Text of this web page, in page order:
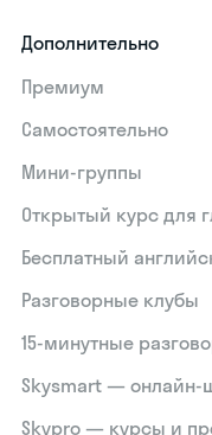
Дополнительно
Премиум
Самостоятельно
Мини-группы
Открытый курс для
Бесплатный
Разговорные клубы
15‑минутные
Skysmart — онлайн-
Skypro — курсы и